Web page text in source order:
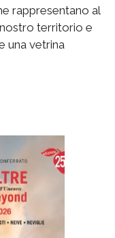
rappresentano al
territorio e
una vetrina